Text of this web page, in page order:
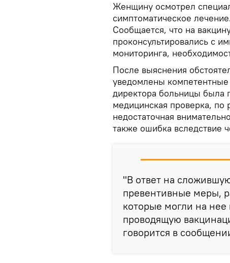
Женщину осмотрел
симптоматическое
Сообщается, что на
проконсультировались с
мониторинга,
После выяснения
уведомлены
директора больницы была
медицинская проверка, по
недостаточная
также ошибка вследствие
"В ответ на
превентивные меры,
которые могли на нее
проводящую
говорится в